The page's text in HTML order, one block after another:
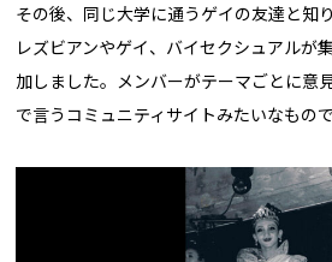
その後、同じ大学に通うゲイの友達と知
レズビアンやゲイ、バイセクシュアルが
加しました。メンバーがテーマごとに意
で言うコミュニティサイトみたいなもので